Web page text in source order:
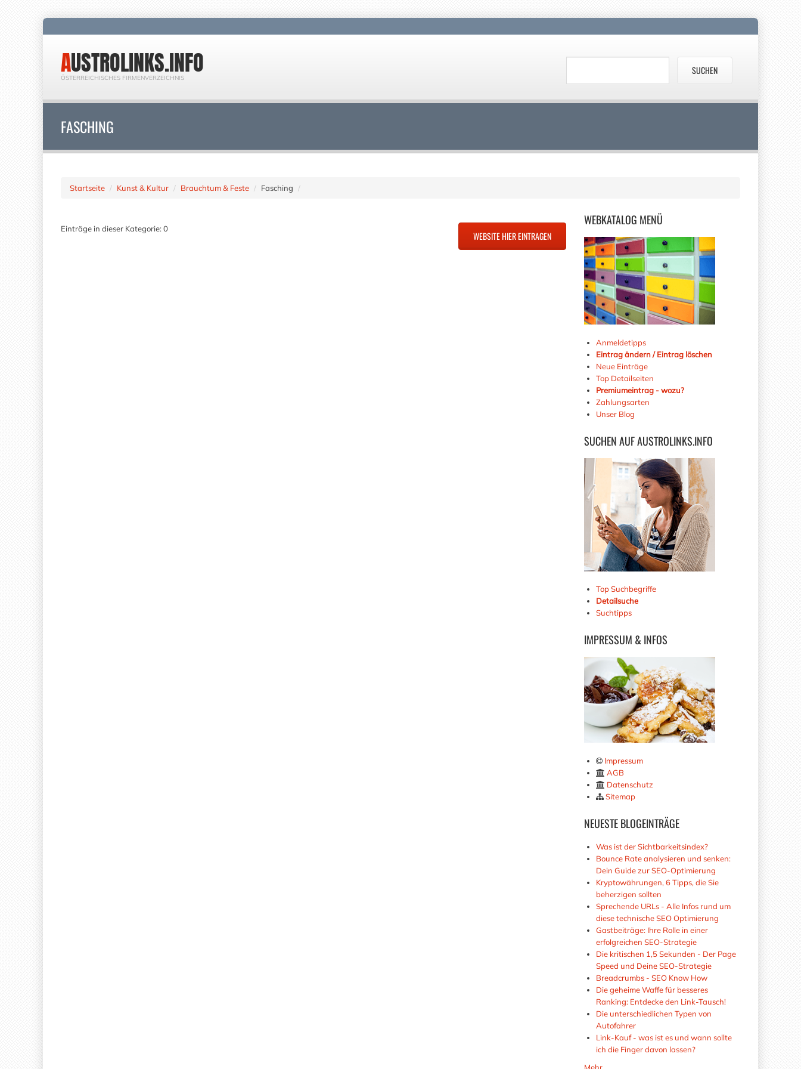
AUSTROLINKS.INFO
ÖSTERREICHISCHES FIRMENVERZEICHNIS
FASCHING
Startseite Kunst & Kultur Brauchtum & Feste Fasching
WEBKATALOG MENÜ
Anmeldetipps
Eintrag ändern / Eintrag löschen
Neue Einträge
Top Detailseiten
Premiumeintrag - wozu?
Zahlungsarten
Unser Blog
SUCHENAUF AUSTROLINKS.INFO
Top Suchbegriffe
Detailsuche
Suchtipps
IMPRESSUM & INFOS
Impressum
AGB
Datenschutz
Sitemap
NEUESTEBLOGEINTRÄGE
Was ist der Sichtbarkeitsindex?
Bounce Rate analysieren und senken:
Dein Guide zur SEO-Optimierung
Kryptowährungen, 6 Tipps, die Sie
beherzigen sollten
Sprechende URLs - Alle Infos rund um
diese technische SEO Optimierung
Gastbeiträge: Ihre Rolle in einer
erfolgreichen SEO-Strategie
Die kritischen 1,5 Sekunden - Der Page
Speed und Deine SEO-Strategie
Breadcrumbs - SEO Know How
Die geheime Waffe für besseres
Ranking: Entdecke den Link-Tausch!
Die unterschiedlichen Typen von
Autofahrer
Link-Kauf - was ist es und wann sollte
ich die Finger davon lassen?
Mehr
Einträge in dieser Kategorie: 0